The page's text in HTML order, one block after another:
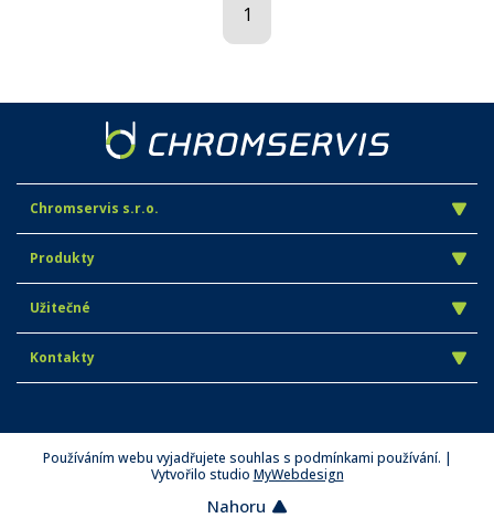
1
Chromservis s.r.o.
Produkty
Užitečné
Kontakty
Používáním webu vyjadřujete souhlas s podmínkami používání. |
Vytvořilo studio MyWebdesign
Nahoru